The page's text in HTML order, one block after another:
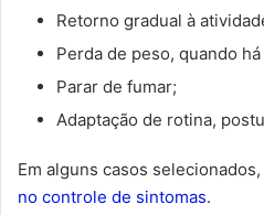
Retorno gradual à
Perda de peso, quando
Parar de fumar;
Adaptação de rotina,
Em alguns casos selecionados,
no controle de sintomas.